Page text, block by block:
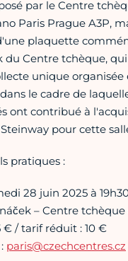
par le Centre
Paris Prague A3P,
plaquette
du Centre tchèque,
unique
le cadre de
ont contribué à
pour cette
pratiques :
28 juin 2025 à
– Centre tchèque
€ / tarif réduit : 10 €
paris@czechcentres.cz